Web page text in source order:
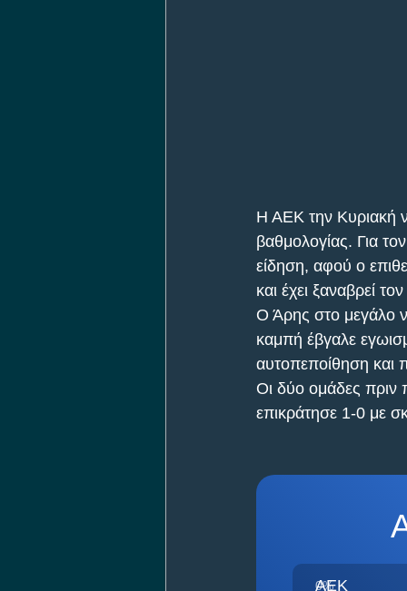
Η ΑΕΚ την Κυριακή
βαθμολογίας. Για
είδηση, αφού ο
και έχει ξαναβρεί
Ο Άρης στο μεγάλο
καμπή έβγαλε
αυτοπεποίθηση και
Οι δύο ομάδες
επικράτησε 1-0 με
0%
ΑΕΚ